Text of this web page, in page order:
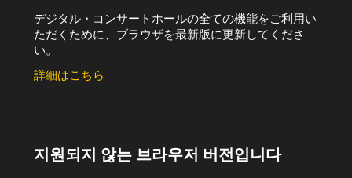
デジタル・コンサートホールの全ての機能をご利用い
ただくために、ブラウザを最新版に更新してくださ
い。
詳細はこちら
지원되지 않는 브라우저 버전입니다